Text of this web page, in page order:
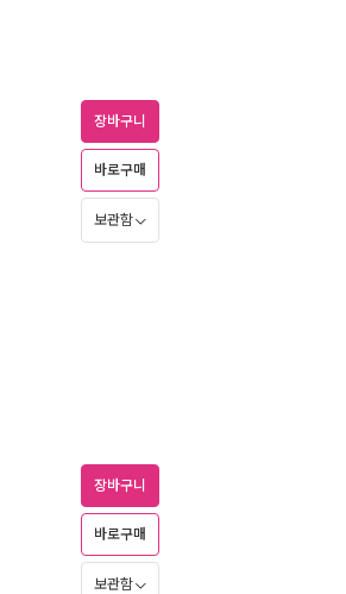
장바구니
바로구매
보관함
장바구니
바로구매
보관함